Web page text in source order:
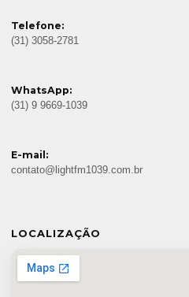
Telefone:
(31) 3058-2781
WhatsApp:
(31) 9 9669-1039
E-mail:
contato@lightfm1039.com.br
LOCALIZAÇÃO